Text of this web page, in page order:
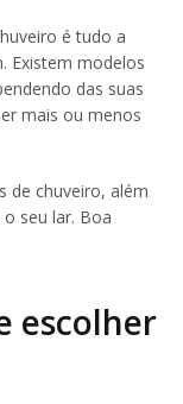
é tudo a
Existem modelos
das suas
mais ou menos
de chuveiro, além
seu lar. Boa
escolher